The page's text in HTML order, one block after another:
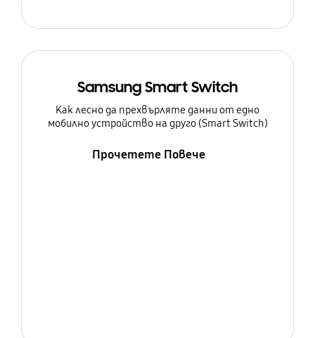
Samsung Smart Switch
Как лесно да прехвърляте данни от едно
мобилно устройство на друго (Smart Switch)
Прочетете Повече